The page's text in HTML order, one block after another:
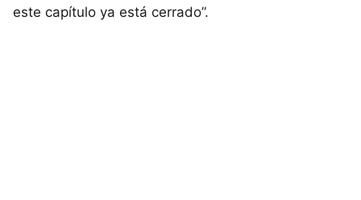
este capítulo ya está cerrado”.